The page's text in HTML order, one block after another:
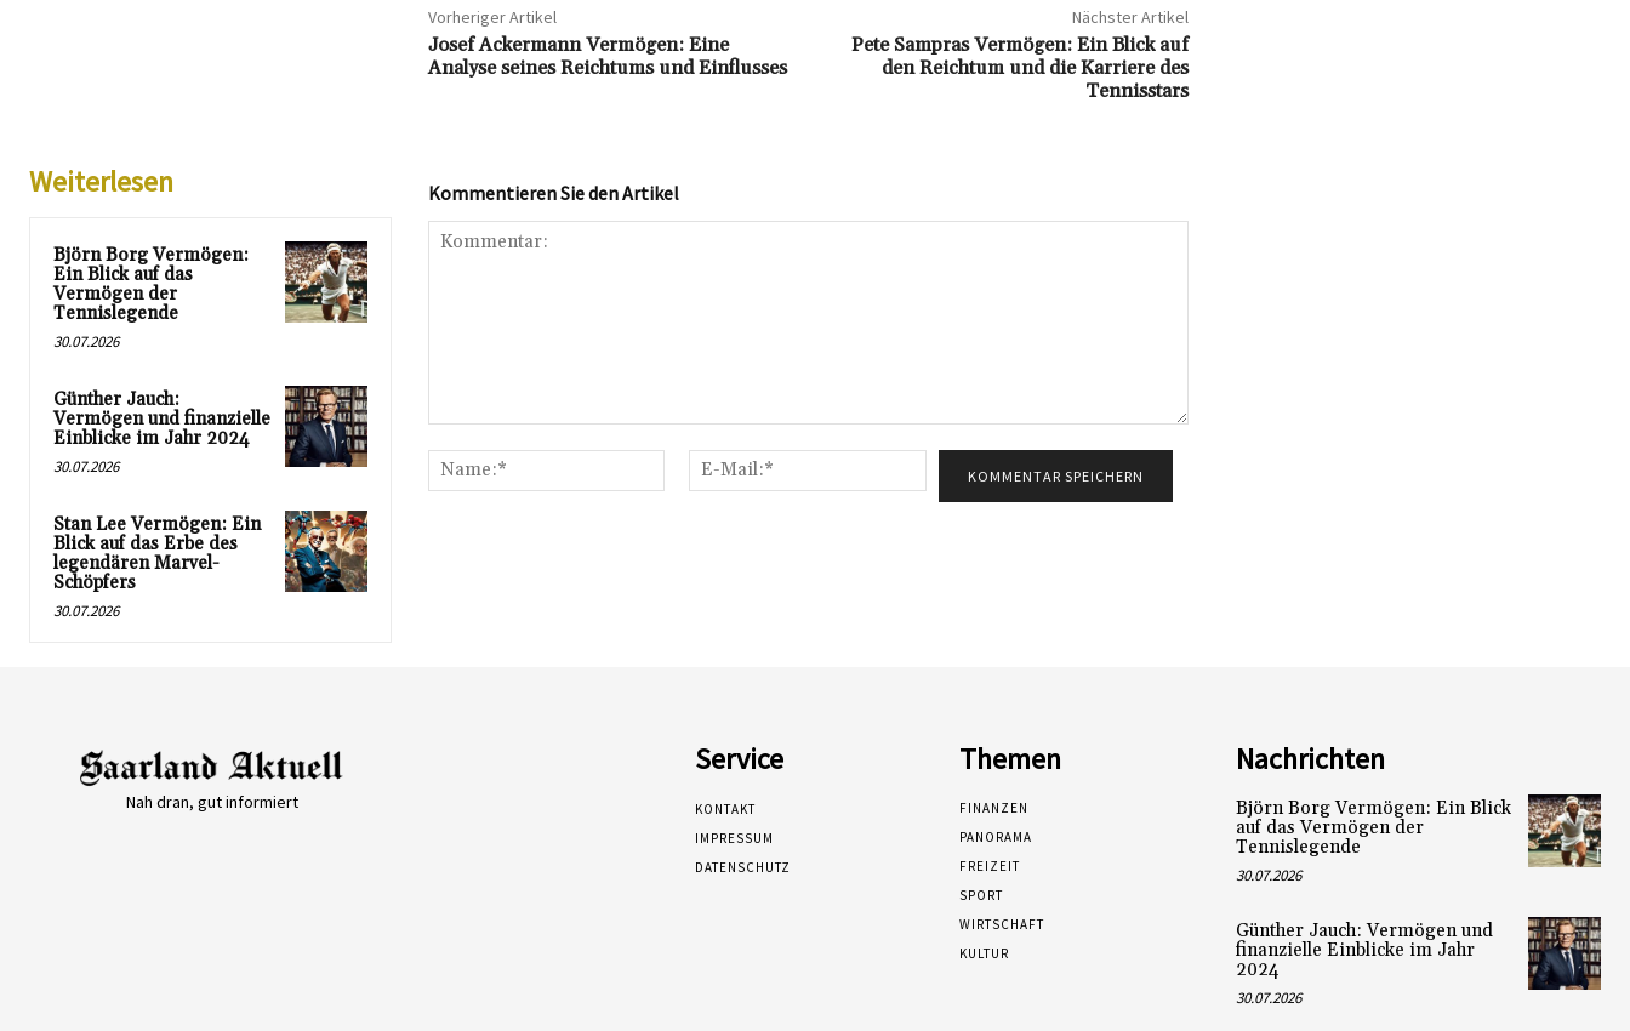
Vorheriger Artikel
Josef Ackermann Vermögen: Eine
Analyse seines Reichtums und Einflusses
Nächster Artikel
Pete Sampras Vermögen: Ein Blick auf
den Reichtum und die Karriere des
Tennisstars
Weiterlesen
Björn Borg Vermögen:
Ein Blick auf das
Vermögen der
Tennislegende
30.07.2026
Günther Jauch:
Vermögen und finanzielle
Einblicke im Jahr 2024
30.07.2026
Stan Lee Vermögen: Ein
Blick auf das Erbe des
legendären Marvel-
Schöpfers
30.07.2026
Kommentieren Sie den Artikel
Name:*
Mail:*
Nah dran, gut informiert
Service
KONTAKT
IMPRESSUM
DATENSCHUTZ
Themen
FINANZEN
PANORAMA
FREIZEIT
SPORT
WIRTSCHAFT
KULTUR
Nachrichten
Björn Borg Vermögen: Ein Blick
auf das Vermögen der
Tennislegende
30.07.2026
Günther Jauch: Vermögen und
finanzielle Einblicke im Jahr
2024
30.07.2026